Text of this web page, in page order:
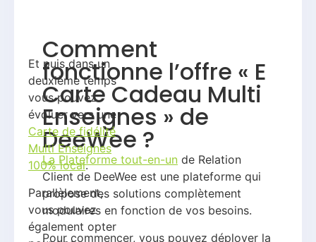
Comment
fonctionne l’offre « E
Carte Cadeau Multi
Enseignes » de
DeeWee ?
La Plateforme tout-en-un de Relation
Client de DeeWee est une plateforme qui
propose des solutions complètement
modulaires en fonction de vos besoins.
Pour commencer, vous pouvez déployer la
Et puis dans un
deuxième temps
vous pouvez
évoluer vers une
Carte de fidélité
Multi Enseignes
100% local.
Parallèlement,
vous pouvez
également opter